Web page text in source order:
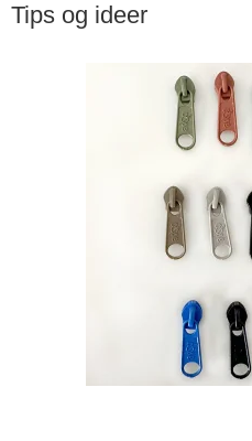
Tips og ideer